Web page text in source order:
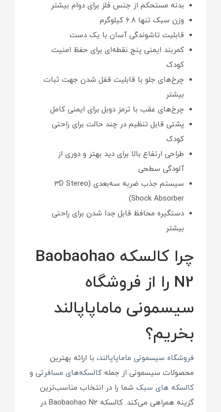
بدنه مستحکم از جنس فلز برای دوام بیشتر
وزن سبک تنها ۶.۸ کیلوگرم
قابلیت تاشوندگی آسان با یک دست
کمربند ایمنی پنج نقطه‌ای برای حفظ امنیت
کودک
چرخ‌های جلو با قابلیت قفل شدن جهت ثبات
بیشتر
چرخ‌های عقب با ترمز دوبل برای ایمنی کامل
پشتی قابل تنظیم در چند حالت برای راحتی
کودک
طراحی ارتفاع بالا برای دید بهتر و دوری از
آلودگی سطحی
سیستم جذب ضربه سه‌بعدی (3D Stereo
Shock Absorber)
دستگیره محافظ قابل جدا شدن برای راحتی
بیشتر
چرا کالسکه Baobaohao
N2 را از فروشگاه
سیسمونی ماماپاپالند
بخریم؟
فروشگاه سیسمونی ماماپاپالند، با ارائه بهترین
محصولات سیسمونی از جمله کالسکه‌های مسافرتی و
کالسکه های سبک شما را در انتخاب مناسب‌ترین
گزینه همراهی می‌کند. کالسکه Baobaohao N2 در